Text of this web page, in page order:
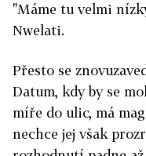
"Máme tu velmi
Nwelati.
Přesto se
Datum, kdy by se
míře do ulic, má
nechce jej však